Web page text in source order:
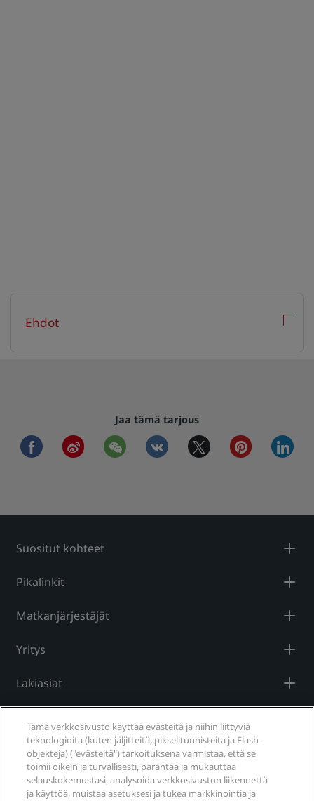
Ehdot
Jaa tämä tarjous
facebookweibo wechat vkontaktetwitter pinterest
Suositut kohteet
Pikalinkit
Matkanjärjestäjät
Yritys
Lakiasiat
Sosiaalinen media
Radisson Hotels -brändit
Tämä verkkosivusto käyttää evästeitä ja niihin liittyviä
teknologioita (kuten jäljitteitä, pikselitunnisteita ja Flash-
objekteja) ("evästeitä") tarkoituksena varmistaa, että se
toimii oikein ja turvallisesti, parantaa ja mukauttaa
selauskokemustasi, analysoida verkkosivuston liikennettä
ja käyttöä, muistaa asetuksesi ja tukea markkinointia ja